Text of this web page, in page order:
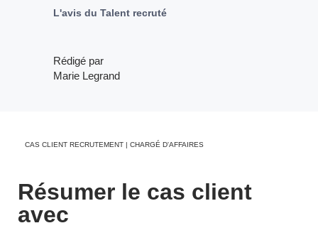
L'avis du Talent recruté
Rédigé par
Marie Legrand
CAS CLIENT RECRUTEMENT | CHARGÉ D'AFFAIRES
Résumer le cas client
avec